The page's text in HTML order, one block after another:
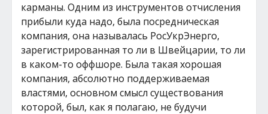
карманы. Одним из инструментов отчисления
прибыли куда надо, была посредническая
компания, она называлась РосУкрЭнерго,
зарегистрированная то ли в Швейцарии, то ли
в каком-то оффшоре. Была такая хорошая
компания, абсолютно поддерживаемая
властями, основном смысл существования
которой, был, как я полагаю, не будучи